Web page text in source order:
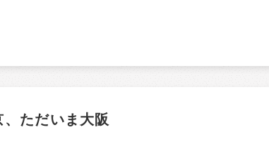
ただいま大阪